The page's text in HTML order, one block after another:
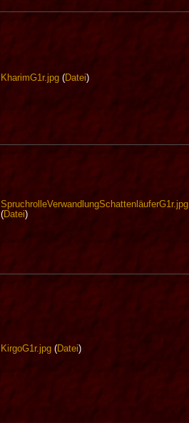
KharimG1r.jpg(Datei)
SpruchrolleVerwandlungSchattenläuferG1r.jpg
(Datei)
KirgoG1r.jpg(Datei)